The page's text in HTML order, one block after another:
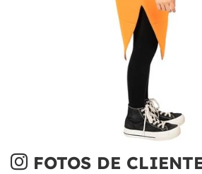
FOTOS DE